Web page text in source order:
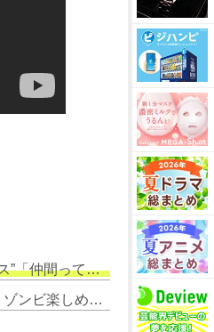
っぱり最強」
2. USJ、ハロウィーンに初の学生応援キャンペーン『ユニハロ』開催 ゾンビ楽しめる「放課後パス」など【概要】